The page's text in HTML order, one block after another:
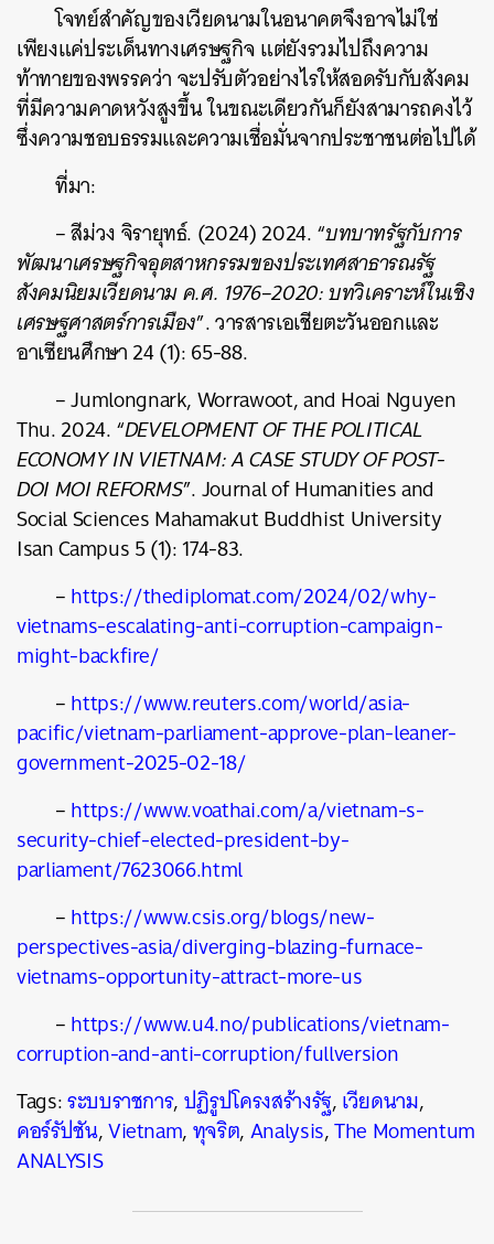
โจทย์สำคัญของเวียดนามในอนาคตจึงอาจไม่ใช่
เพียงแค่ประเด็นทางเศรษฐกิจ แต่ยังรวมไปถึงความ
ท้าทายของพรรคว่า จะปรับตัวอย่างไรให้สอดรับกับสังคม
ที่มีความคาดหวังสูงขึ้น ในขณะเดียวกันก็ยังสามารถคงไว้
ซึ่งความชอบธรรมและความเชื่อมั่นจากประชาชนต่อไปได้
ที่มา:
– สีม่วง จิรายุทธ์. (2024) 2024. “บทบาทรัฐกับการ
พัฒนาเศรษฐกิจอุตสาหกรรมของประเทศสาธารณรัฐ
สังคมนิยมเวียดนาม ค.ศ. 1976–2020: บทวิเคราะห์ในเชิง
เศรษฐศาสตร์การเมือง”. วารสารเอเชียตะวันออกและ
อาเซียนศึกษา 24 (1): 65-88.
– Jumlongnark, Worrawoot, and Hoai Nguyen
Thu. 2024. “DEVELOPMENT OF THE POLITICAL
ECONOMY IN VIETNAM: A CASE STUDY OF POST-
DOI MOI REFORMS”. Journal of Humanities and
Social Sciences Mahamakut Buddhist University
Isan Campus 5 (1): 174-83.
–https://thediplomat.com/2024/02/why-
vietnams-escalating-anti-corruption-campaign-
might-backfire/
–https://www.reuters.com/world/asia-
pacific/vietnam-parliament-approve-plan-leaner-
government-2025-02-18/
–https://www.voathai.com/a/vietnam-s-
security-chief-elected-president-by-
parliament/7623066.html
–https://www.csis.org/blogs/new-
perspectives-asia/diverging-blazing-furnace-
vietnams-opportunity-attract-more-us
–https://www.u4.no/publications/vietnam-
corruption-and-anti-corruption/fullversion
Tags:ระบบราชการ,ปฏิรูปโครงสร้างรัฐ,เวียดนาม,
คอร์รัปชัน,Vietnam,ทุจริต,Analysis,The Momentum
ANALYSIS